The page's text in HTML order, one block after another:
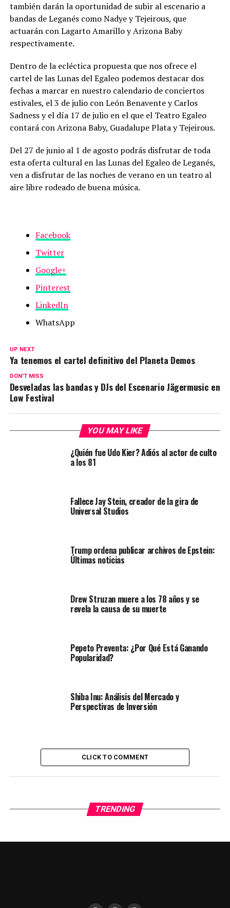
también darán la oportunidad de subir al escenario a
bandas de Leganés como Nadye y Tejeirous, que
actuarán con Lagarto Amarillo y Arizona Baby
respectivamente.
Dentro de la ecléctica propuesta que nos ofrece el
cartel de las Lunas del Egaleo podemos destacar dos
fechas a marcar en nuestro calendario de conciertos
estivales, el 3 de julio con León Benavente y Carlos
Sadness y el día 17 de julio en el que el Teatro Egaleo
contará con Arizona Baby, Guadalupe Plata y Tejeirous.
Del 27 de junio al 1 de agosto podrás disfrutar de toda
esta oferta cultural en las Lunas del Egaleo de Leganés,
ven a disfrutar de las noches de verano en un teatro al
aire libre rodeado de buena música.
Facebook
Twitter
Google+
Pinterest
LinkedIn
WhatsApp
UP NEXT
Ya tenemos el cartel definitivo del Planeta Demos
DON'T MISS
Desveladas las bandas y DJs del Escenario Jägermusic en
Low Festival
YOU MAY LIKE
¿Quién fue Udo Kier? Adiós al actor de culto
a los 81
Fallece Jay Stein, creador de la gira de
Universal Studios
Trump ordena publicar archivos de Epstein:
Últimas noticias
Drew Struzan muere a los 78 años y se
revela la causa de su muerte
Pepeto Preventa: ¿Por Qué Está Ganando
Popularidad?
Shiba Inu: Análisis del Mercado y
Perspectivas de Inversión
CLICK TO COMMENT
TRENDING